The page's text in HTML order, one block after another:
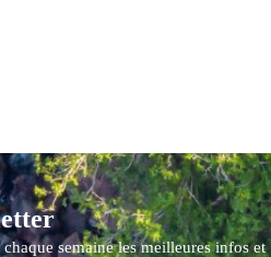
semaine les meilleures infos et